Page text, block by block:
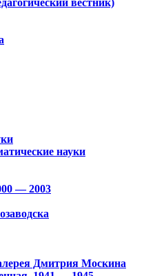
вестник)
науки
— 2003
Дмитрия Москина